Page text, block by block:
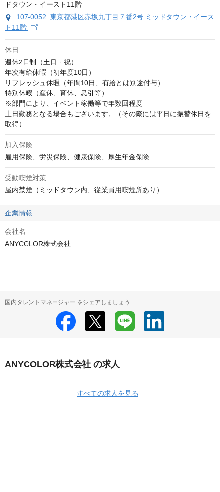
107-0052 東京都港区赤坂九丁目７番2号 ミッドタウン・イース
ト11階
休日
週休2日制（土日・祝）
年次有給休暇（初年度10日）
リフレッシュ休暇（年間10日、有給とは別途付与）
特別休暇（産休、育休、忌引等）
※部門により、イベント稼働等で年数回程度
土日勤務となる場合もございます。（その際には平日に振替休日を
取得）
加入保険
雇用保険、労災保険、健康保険、厚生年金保険
受動喫煙対策
屋内禁煙（ミッドタウン内、従業員用喫煙所あり）
企業情報
会社名
ANYCOLOR株式会社
国内タレントマネージャー をシェアしましょう
ANYCOLOR株式会社 の求人
すべての求人を見る